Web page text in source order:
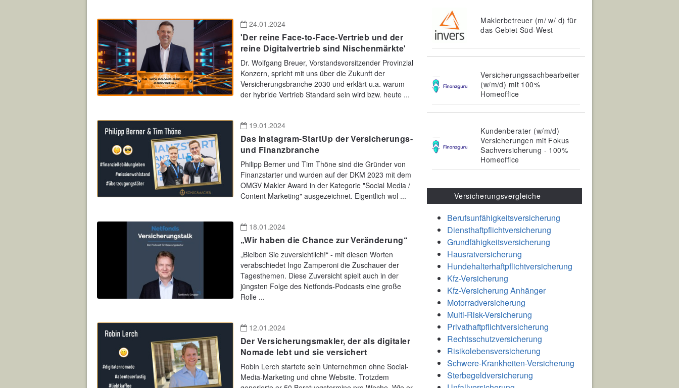
24.01.2024
'Der reine Face-to-Face-Vertrieb und der
reine Digitalvertrieb sind Nischenmärkte'
Dr. Wolfgang Breuer, Vorstandsvorsitzender Provinzial
Konzern, spricht mit uns über die Zukunft der
Versicherungsbranche 2030 und erklärt u.a. warum
der hybride Vertrieb Standard sein wird bzw. heute ...
19.01.2024
Das Instagram-StartUp der Versicherungs-
und Finanzbranche
Philipp Berner und Tim Thöne sind die Gründer von
Finanzstarter und wurden auf der DKM 2023 mit dem
OMGV Makler Award in der Kategorie "Social Media /
Content Marketing" ausgezeichnet. Eigentlich wol ...
18.01.2024
„Wir haben die Chance zur Veränderung“
„Bleiben Sie zuversichtlich!“ - mit diesen Worten
verabschiedet Ingo Zamperoni die Zuschauer der
Tagesthemen. Diese Zuversicht spielt auch in der
jüngsten Folge des Netfonds-Podcasts eine große
Rolle ...
12.01.2024
Der Versicherungsmakler, der als digitaler
Nomade lebt und sie versichert
Robin Lerch startete sein Unternehmen ohne Social-
Media-Marketing und ohne Website. Trotzdem
Maklerbetreuer (m/ w/ d) für
das Gebiet Süd-West
Versicherungssachbearbeiter
(w/m/d) mit 100%
Homeoffice
Kundenberater (w/m/d)
Versicherungen mit Fokus
Sachversicherung - 100%
Homeoffice
Versicherungsvergleiche
Berufsunfähigkeitsversicherung
Diensthaftpflichtversicherung
Grundfähigkeitsversicherung
Hausratversicherung
Hundehalterhaftpflichtversicherung
Kfz-Versicherung
Kfz-Versicherung Anhänger
Motorradversicherung
Multi-Risk-Versicherung
Privathaftpflichtversicherung
Rechtsschutzversicherung
Risikolebensversicherung
Schwere-Krankheiten-Versicherung
Sterbegeldversicherung